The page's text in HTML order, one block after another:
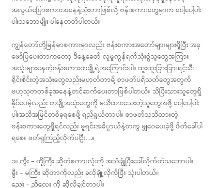
အလွယ်ပြောစကားအနေနဲ့သုံးတာဖြစ်လို့ ဗန်းစကားတွေမှာက ပေါ့ပေါ့ပါး
ပါးသဘောမျိုး ပါနေတတ်ပါတယ်။
ကျွန်တော်တို့မြန်မာစကားမှာလည်း ဗန်းစကားအတော်များများရှိပြီး အခု
ဖော်ပြပေးတာကတော့ ဒီနေ့ခေတ် လူမှုကွန်ရက်သုံးစွဲသူတွေအကြား
အသုံးများနေတဲ့ဗန်းစကားတချို့ရဲ့အကြောင်းပါ။ ထူးထူးခြားခြားရင့်သီး
ရိုင်းစိုင်းတဲ့အသုံးတွေလည်းမဟုတ်တာမို့ စာဖတ်ပရိသတ်တွေအတွက်
ဗဟုသုတတစ်ခုအနေနဲ့တင်ဆက်ပေးတာဖြစ်ပါတယ်။ သိပြီးသားသူတွေရှိ
နိုင်ပေမဲ့လည်း တချို့အသုံးတွေကို မသိထားသေးတဲ့သူတွေအဖို့ ပေါ့ပေါ့ပါး
ပါးအသိအမြင်တစ်ခုရစေဖို့ ရည်ရွယ်တာပါ။ စာဖတ်သူသိထားတဲ့
ဗန်းစကားတွေရှိရင်လည်း မူရင်းအဓိပ္ပာယ်နဲ့တကွ မျှဝေပေးခဲ့ဖို့ ဖိတ်ခေါ်ပါ
ရစေ။ ဖတ်ရှုကြည့်လိုက်ပါဦး…။
၁။ ကွီး – ကိုကြီး ဆိုတဲ့စကားလုံးကို အသံချုံပြီးခေါ်လိုက်တဲ့သဘောပါ။
မွီး – မကြီး ဆိုတာကိုလည်း ခုလိုချုံ့လိုက်ပြီး သုံးပါတယ်။
ညေး – ညီလေး ကို ဆိုလိုချင်တာပါ။